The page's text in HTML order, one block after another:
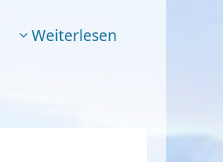
Weiterlesen